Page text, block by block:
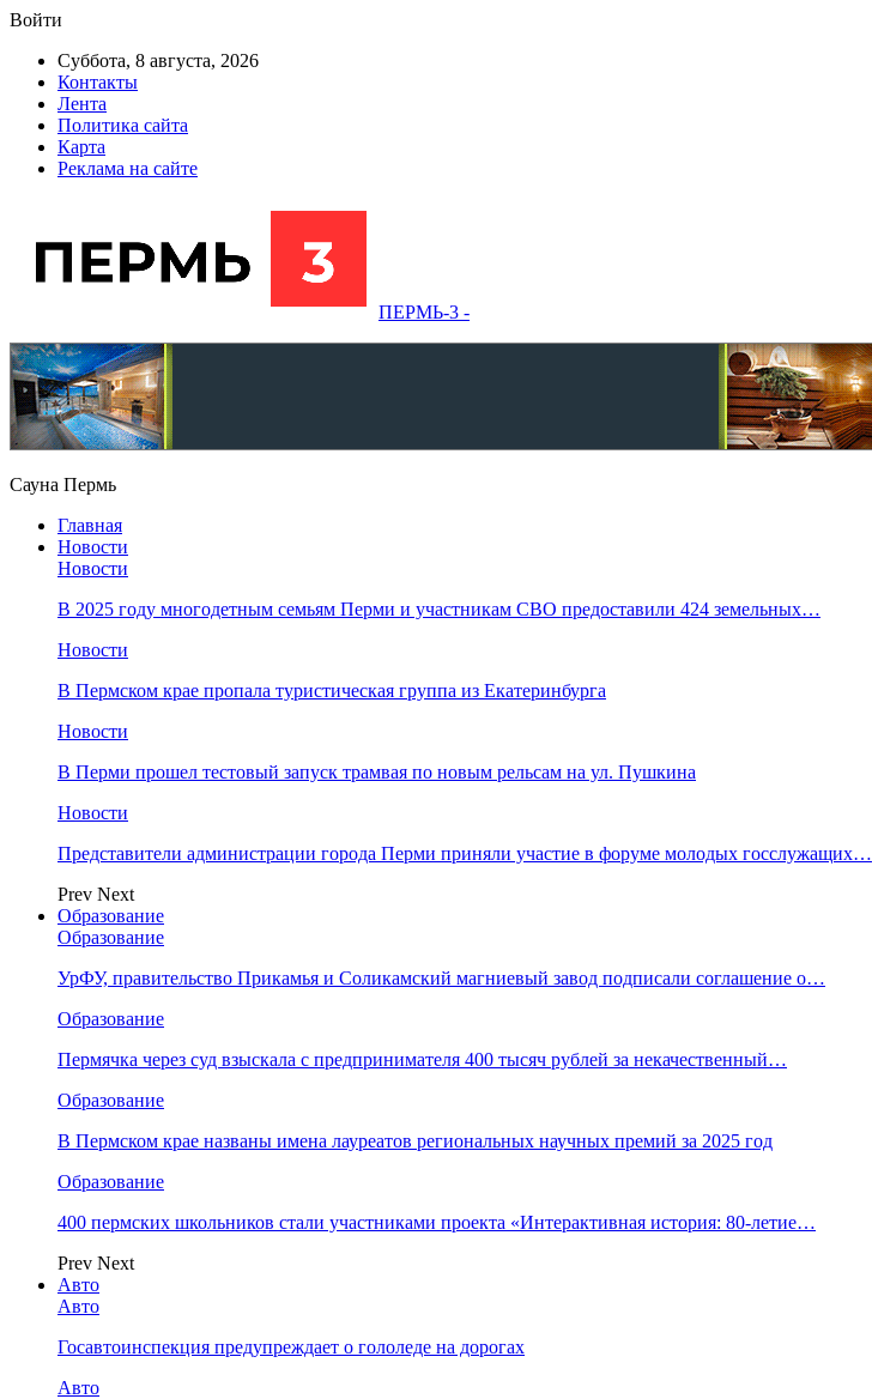
Войти
Суббота, 8 августа, 2026
Контакты
Лента
Политика сайта
Карта
Реклама на сайте
ПЕРМЬ-3 -
Сауна Пермь
Главная
Новости
Новости
В 2025 году многодетным семьям Перми и участникам СВО предоставили 424 земельных…
Новости
​В Пермском крае пропала туристическая группа из Екатеринбурга
Новости
В Перми прошел тестовый запуск трамвая по новым рельсам на ул. Пушкина
Новости
Представители администрации города Перми приняли участие в форуме молодых госслужащих…
Prev Next
Образование
Образование
УрФУ, правительство Прикамья и Соликамский магниевый завод подписали соглашение о…
Образование
Пермячка через суд взыскала с предпринимателя 400 тысяч рублей за некачественный…
Образование
В Пермском крае названы имена лауреатов региональных научных премий за 2025 год
Образование
400 пермских школьников стали участниками проекта «Интерактивная история: 80-летие…
Prev Next
Авто
Авто
Госавтоинспекция предупреждает о гололеде на дорогах
Авто